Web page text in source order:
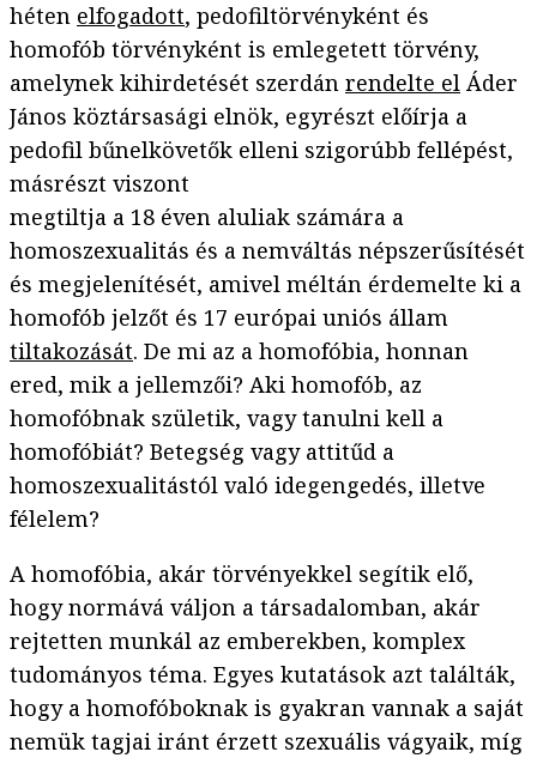
héten elfogadott, pedofiltörvényként és
homofób törvényként is emlegetett törvény,
amelynek kihirdetését szerdán rendelte el Áder
János köztársasági elnök, egyrészt előírja a
pedofil bűnelkövetők elleni szigorúbb fellépést,
másrészt viszont
megtiltja a 18 éven aluliak számára a
homoszexualitás és a nemváltás népszerűsítését
és megjelenítését, amivel méltán érdemelte ki a
homofób jelzőt és 17 európai uniós állam
tiltakozását. De mi az a homofóbia, honnan
ered, mik a jellemzői? Aki homofób, az
homofóbnak születik, vagy tanulni kell a
homofóbiát? Betegség vagy attitűd a
homoszexualitástól való idegengedés, illetve
félelem?
A homofóbia, akár törvényekkel segítik elő,
hogy normává váljon a társadalomban, akár
rejtetten munkál az emberekben, komplex
tudományos téma. Egyes kutatások azt találták,
hogy a homofóboknak is gyakran vannak a saját
nemük tagjai iránt érzett szexuális vágyaik, míg